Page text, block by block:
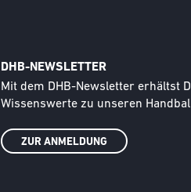
DHB-NEWSLETTER
Text
Mit dem DHB-Newsletter erhältst
Wissenswerte zu unseren
ZUR ANMELDUNG